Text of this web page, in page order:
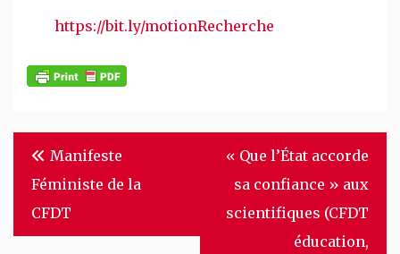
https://bit.ly/motionRecherche
Navigation
l’article
Manifeste
Féministe de la
CFDT
« Que l’État accorde
sa confiance » aux
scientifiques (CFDT
éducation,